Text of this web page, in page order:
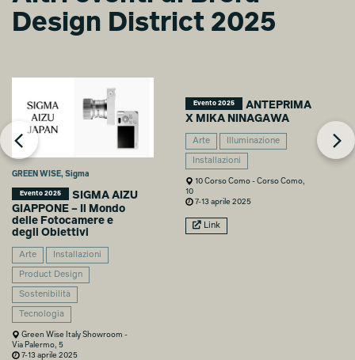
CORPO NON
CORPO
Design District 2025
GREEN WISE, Sigma
Evento 2025
SIGMA AIZU
GIAPPONE – Il Mondo
delle Fotocamere e
degli Obiettivi
Arte Installazioni
Product Design
Sostenibilità
Tecnologia
Green Wise Italy Showroom -
Via Palermo, 5
7-13 aprile 2025
Evento 2025
ANTEPRIMA
X MIKA NINAGAWA
Arte Illuminazione
Installazioni
10 Corso Como - Corso Como,
10
7-13 aprile 2025
Link